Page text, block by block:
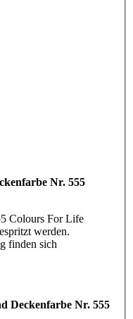
Nr. 555
Colours For Life
werden.
finden sich
Deckenfarbe Nr. 555